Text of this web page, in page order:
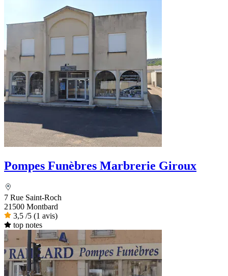
Pompes Funèbres Marbrerie Giroux
7 Rue Saint-Roch
21500 Montbard
3,5 /5 (1 avis)
top notes